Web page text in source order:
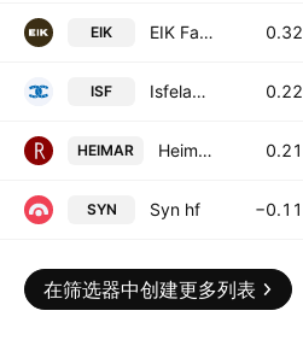
EIK EIK Fasteignafelag HF 0.32
ISF Isfelag hf. 0.22
HEIMAR Heimar hf. 0.21
SYN Syn hf −0.11
在筛选器中创建更多列表